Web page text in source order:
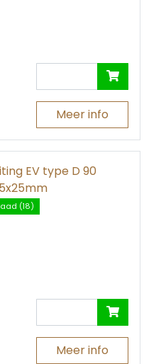
Meer info
EV type D 90
(18)
Meer info